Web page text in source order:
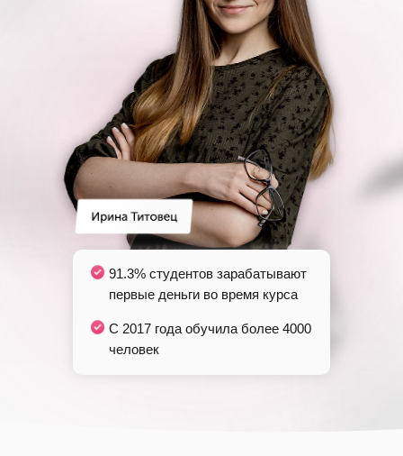
91.3% студентов зарабатывают
первые деньги во время курса
С 2017 года обучила более 4000
человек